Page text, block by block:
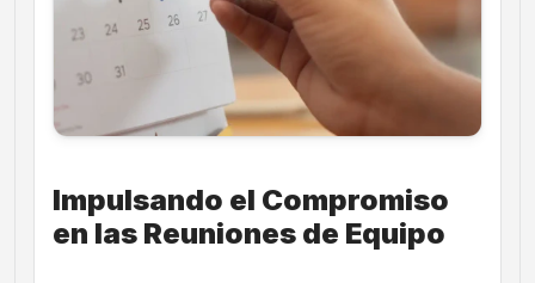
Impulsando el Compromiso
en las Reuniones de Equipo